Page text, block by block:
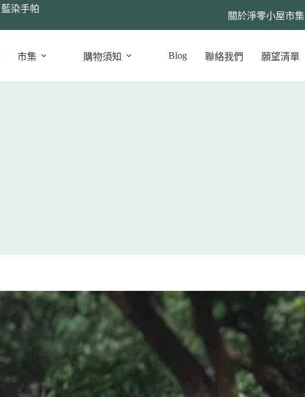
藍染手帕
關於淨零小屋市集
市集 購物須知 Blog 聯絡我們 願望清單